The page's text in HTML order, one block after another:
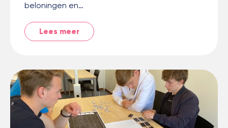
beloningen en…
Lees meer